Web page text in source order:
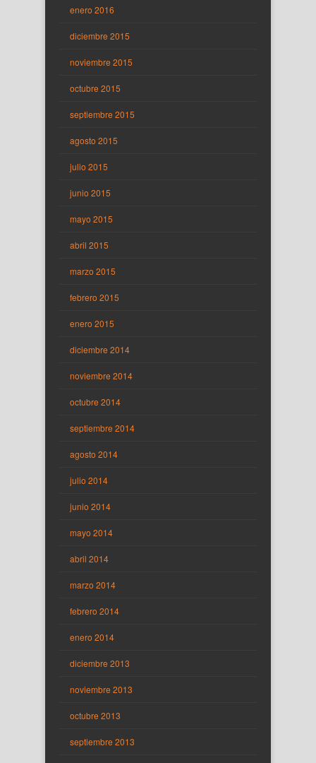
enero 2016
diciembre 2015
noviembre 2015
octubre 2015
septiembre 2015
agosto 2015
julio 2015
junio 2015
mayo 2015
abril 2015
marzo 2015
febrero 2015
enero 2015
diciembre 2014
noviembre 2014
octubre 2014
septiembre 2014
agosto 2014
julio 2014
junio 2014
mayo 2014
abril 2014
marzo 2014
febrero 2014
enero 2014
diciembre 2013
noviembre 2013
octubre 2013
septiembre 2013